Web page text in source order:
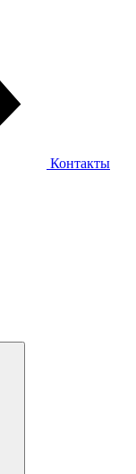
Контакты